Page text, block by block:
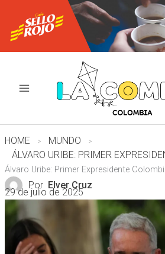
contenido
HOME
MUNDO
Álvaro Uribe: Primer Expresidente
Por Elver Cruz
29 de julio de 2025